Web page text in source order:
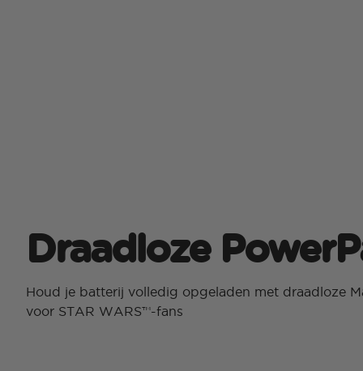
Draadloze
Houd je batterij volledig opgeladen met draadloze
voor STAR WARS™-fans